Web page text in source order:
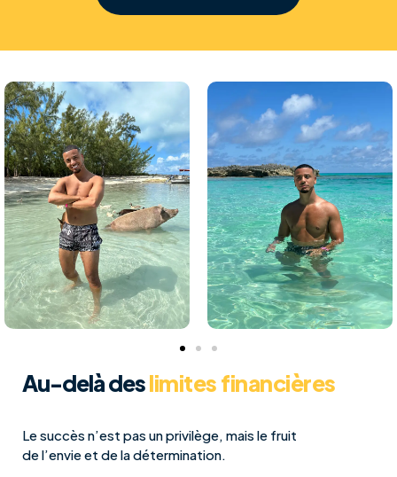
Au-delà deslimites financières
Le succès n’est pas un privilège, mais le fruit
de l’envie et de la détermination.